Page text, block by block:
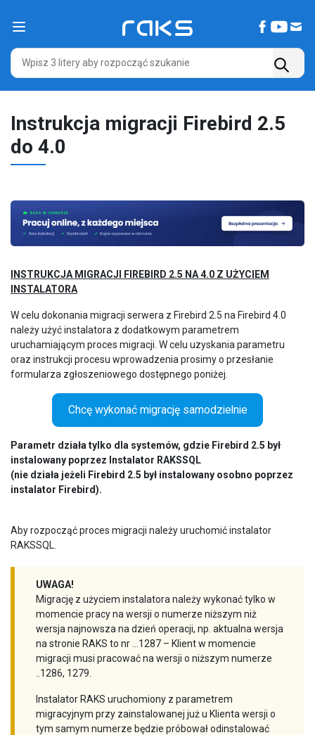
Main Navigation
Instrukcja migracji Firebird 2.5
do 4.0
INSTRUKCJA MIGRACJI FIREBIRD 2.5 NA 4.0 Z UŻYCIEM
INSTALATORA
W celu dokonania migracji serwera z Firebird 2.5 na Firebird 4.0
należy użyć instalatora z dodatkowym parametrem
uruchamiającym proces migracji. W celu uzyskania parametru
oraz instrukcji procesu wprowadzenia prosimy o przesłanie
formularza zgłoszeniowego dostępnego poniżej.
Chcę wykonać migrację samodzielnie
Parametr działa tylko dla systemów, gdzie Firebird 2.5 był
instalowany poprzez Instalator RAKSSQL
(nie działa jeżeli Firebird 2.5 był instalowany osobno poprzez
instalator Firebird).
Aby rozpocząć proces migracji należy uruchomić instalator
RAKSSQL.
UWAGA!
Migrację z użyciem instalatora należy wykonać tylko w
momencie pracy na wersji o numerze niższym niż
wersja najnowsza na dzień operacji, np. aktualna wersja
na stronie RAKS to nr …1287 – Klient w momencie
migracji musi pracować na wersji o niższym numerze
..1286, 1279.
Instalator RAKS uruchomiony z parametrem
migracyjnym przy zainstalowanej już u Klienta wersji o
tym samym numerze będzie próbował odinstalować